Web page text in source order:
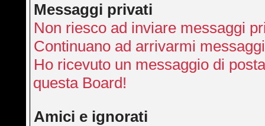
Messaggi privati
Non riesco ad inviare messaggi
Continuano ad arrivarmi
Ho ricevuto un messaggio di
questa Board!
Amici e ignorati